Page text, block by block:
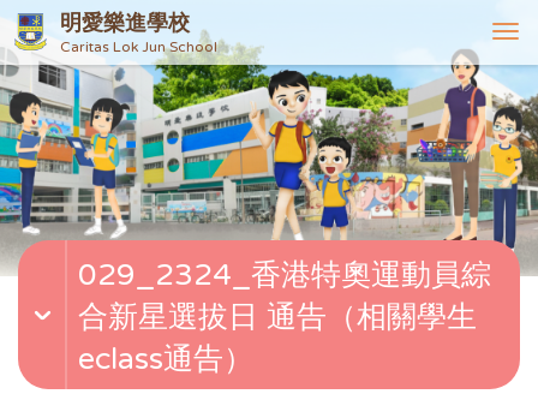
明愛樂進學校
Caritas Lok Jun School
T
o
g
g
l
e
n
v
i
029_2324_香港特奧運動員綜
合新星選拔日 通告（相關學生
eclass通告）